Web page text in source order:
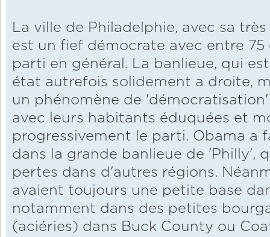
La ville de Philadelphie, avec sa
est un fief démocrate avec entre 75
parti en général. La banlieue, qui
état autrefois solidement a droite,
un phénomène de
avec leurs habitants éduquées et
progressivement le parti. Obama a
dans la grande banlieue de 'Philly',
pertes dans d'autres régions.
avaient toujours une petite base
notamment dans des petites
(aciéries) dans Buck County ou